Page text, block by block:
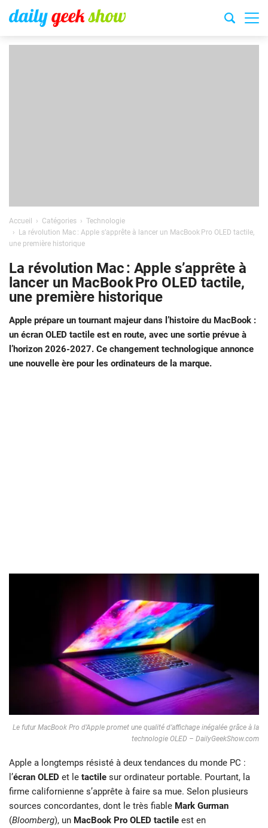
Accueil Catégories
Technologie
La révolution Mac : Apple s’apprête à lancer un MacBook Pro OLED tactile,
une première historique
La révolution Mac : Apple s’apprête à
lancer un MacBook Pro OLED tactile,
une première historique
Apple prépare un tournant majeur dans l’histoire du MacBook :
un écran OLED tactile est en route, avec une sortie prévue à
l’horizon 2026-2027. Ce changement technologique annonce
une nouvelle ère pour les ordinateurs de la marque.
Le futur MacBook Pro d’Apple promet une qualité d’affichage inégalée grâce à la
technologie OLED – DailyGeekShow.com
Apple a longtemps résisté à deux tendances du monde PC :
l’écran OLED et le tactile sur ordinateur portable. Pourtant, la
firme californienne s’apprête à faire sa mue. Selon plusieurs
sources concordantes, dont le très fiable Mark Gurman
(Bloomberg), un MacBook Pro OLED tactile est en